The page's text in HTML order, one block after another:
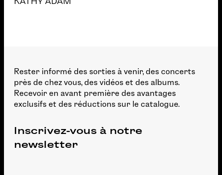
Rester informé des sorties à venir, des concerts
près de chez vous, des vidéos et des albums.
Recevoir en avant première des avantages
exclusifs et des réductions sur le catalogue.
Inscrivez-vous à notre
newsletter